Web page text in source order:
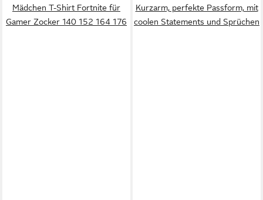
Mädchen T-Shirt Fortnite für
Gamer Zocker 140 152 164 176
Kurzarm, perfekte Passform, mit
coolen Statements und Sprüchen